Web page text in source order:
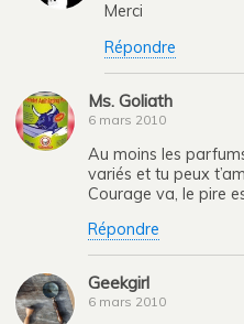
Merci
Répondre
Ms. Goliath
6 mars 2010
Au moins les
variés et tu peux
Courage va, le pire
Répondre
Geekgirl
6 mars 2010